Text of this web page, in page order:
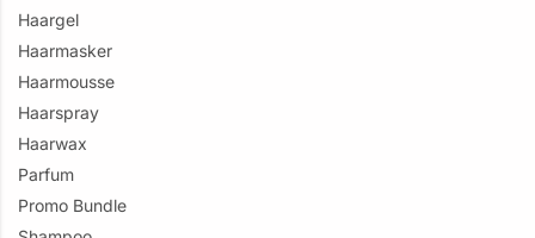
Haargel
Haarmasker
Haarmousse
Haarspray
Haarwax
Parfum
Promo Bundle